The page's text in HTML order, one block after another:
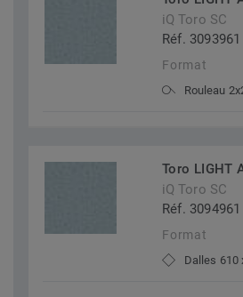
iQ Toro SC
Réf. 3093961
Format
Rouleau
Toro LIGHT
iQ Toro SC
Réf. 3094961
Format
Dalles 610